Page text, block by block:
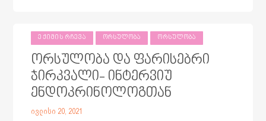
ᲔᲥᲘᲛᲘᲡ ᲠᲩᲔᲕᲐ ᲝᲠᲡᲣᲚᲝᲑᲐ ᲝᲠᲡᲣᲚᲝᲑᲐ
ორსულობა და ფარისებრი
ჯირკვალი- ინტერვიუ
ენდოკრინოლოგთან
ივლისი 20, 2021